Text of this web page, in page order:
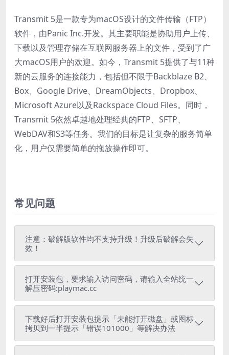
Transmit 5是一款专为macOS设计的文件传输（FTP）
软件，由Panic Inc.开发。其主要职能是协助用户上传、
下载以及管理存储在互联网服务器上的文件，受到了广
大macOS用户的欢迎。如今，Transmit 5提供了与11种
新的云服务的连接能力，包括但不限于Backblaze B2、
Box、Google Drive、DreamObjects、Dropbox、
Microsoft Azure以及Rackspace Cloud Files。同时，
Transmit 5依然卓越地处理经典的FTP、SFTP、
WebDAV和S3等任务。我们的目标是让复杂的服务简单
化，用户仅需要简单的拖放操作即可。
常见问题
注意：破解版软件均不支持升级！升级后破解会失
效！
打开安装包，要求输入访问密码，请输入全站统一
解压密码:playmac.cc
下载好后打开安装包提示「未能打开磁盘」或图标
拷贝到一半提示「错误101000」等解决办法